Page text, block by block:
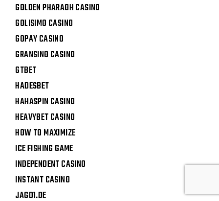
GOLDEN PHARAOH CASINO
GOLISIMO CASINO
GOPAY CASINO
GRANSINO CASINO
GTBET
HADESBET
HAHASPIN CASINO
HEAVYBET CASINO
HOW TO MAXIMIZE
ICE FISHING GAME
INDEPENDENT CASINO
INSTANT CASINO
JAGD1.DE